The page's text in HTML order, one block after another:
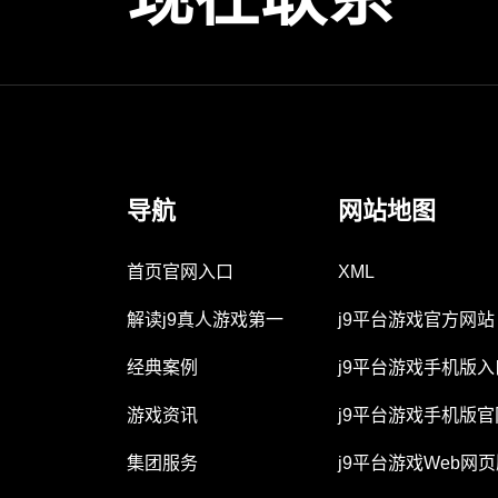
导航
首页官网入口
解读j9真人游戏第一
经典案例
游戏资讯
集团服务
网站地图
XML
j9平台游戏官方网站
j9平台游戏手机版入
j9平台游戏手机版官
j9平台游戏Web网